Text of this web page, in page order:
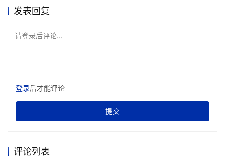
发表回复
请登录后评论...
登录后才能评论
提交
评论列表